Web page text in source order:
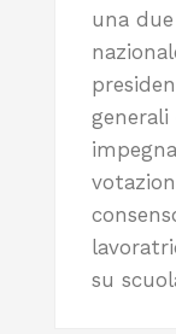
una
generali
su